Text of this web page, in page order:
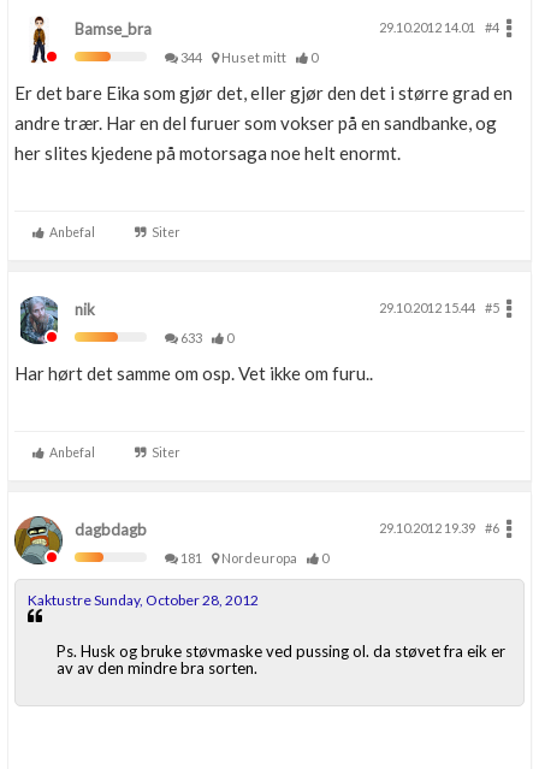
Bamse_bra 29.10.2012 14.01
#4
344
Huset mitt 0
Er det bare Eika som gjør det, eller gjør den det i større grad en
andre trær. Har en del furuer som vokser på en sandbanke, og
her slites kjedene på motorsaga noe helt enormt.
Anbefal Siter
nik 29.10.2012 15.44
#5
633
0
Har hørt det samme om osp. Vet ikke om furu..
Anbefal Siter
dagbdagb 29.10.2012 19.39
#6
181
Nordeuropa 0
Kaktustre Sunday, October 28, 2012
Ps. Husk og bruke støvmaske ved pussing ol. da støvet fra eik er
av av den mindre bra sorten.